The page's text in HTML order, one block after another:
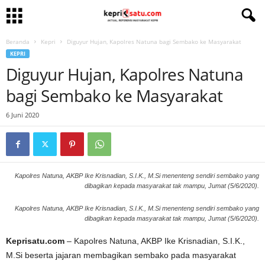
Beranda Kepri Diguyur Hujan, Kapolres Natuna bagi Sembako ke Masyarakat
KEPRI
Diguyur Hujan, Kapolres Natuna
bagi Sembako ke Masyarakat
6 Juni 2020
Kapolres Natuna, AKBP Ike Krisnadian, S.I.K., M.Si menenteng sendiri sembako yang
dibagikan kepada masyarakat tak mampu, Jumat (5/6/2020).
Kapolres Natuna, AKBP Ike Krisnadian, S.I.K., M.Si menenteng sendiri sembako yang
dibagikan kepada masyarakat tak mampu, Jumat (5/6/2020).
Keprisatu.com – Kapolres Natuna, AKBP Ike Krisnadian, S.I.K.,
M.Si beserta jajaran membagikan sembako pada masyarakat